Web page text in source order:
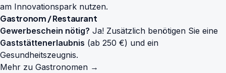
am Innovationspark nutzen.
Gastronom / Restaurant
Gewerbeschein nötig? Ja! Zusätzlich benötigen Sie eine
Gaststättenerlaubnis (ab 250 €) und ein
Gesundheitszeugnis.
Mehr zu Gastronomen →